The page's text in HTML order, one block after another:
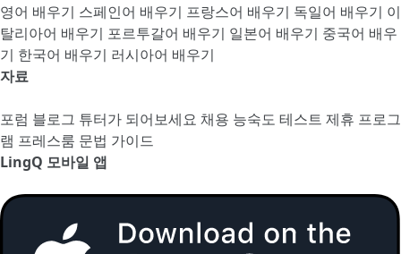
영어 배우기 스페인어 배우기 프랑스어 배우기 독일어 배우기 이
탈리아어 배우기 포르투갈어 배우기 일본어 배우기 중국어 배우
기 한국어 배우기 러시아어 배우기
자료
포럼 블로그 튜터가 되어보세요 채용 능숙도 테스트 제휴 프로그
램 프레스룸 문법 가이드
LingQ 모바일 앱